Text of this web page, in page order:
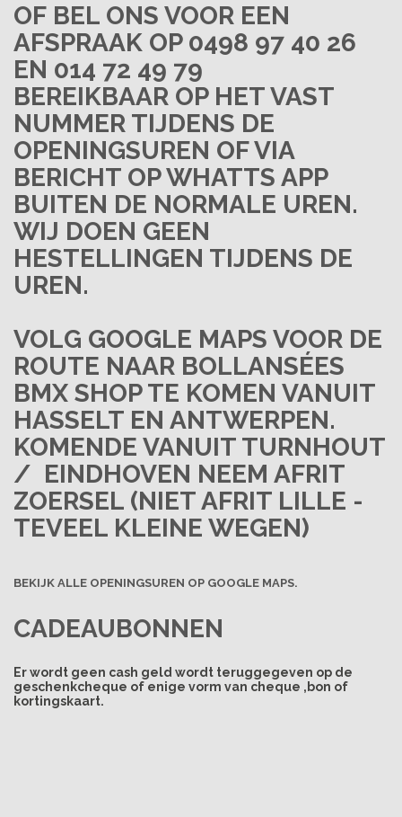
OF BEL ONS VOOR EEN
AFSPRAAK OP 0498 97 40 26
EN 014 72 49 79
BEREIKBAAR OP HET VAST
NUMMER TIJDENS DE
OPENINGSUREN OF VIA
BERICHT OP WHATTS APP
BUITEN DE NORMALE UREN.
WIJ DOEN GEEN
HESTELLINGEN TIJDENS DE
UREN.
VOLG GOOGLE MAPS VOOR DE
ROUTE NAAR BOLLANSÉES
BMX SHOP TE KOMEN VANUIT
HASSELT EN ANTWERPEN.
KOMENDE VANUIT TURNHOUT
/ EINDHOVEN NEEM AFRIT
ZOERSEL (NIET AFRIT LILLE -
TEVEEL KLEINE WEGEN)
BEKIJK ALLE OPENINGSUREN OP GOOGLE MAPS.
CADEAUBONNEN
Er wordt geen cash geld wordt teruggegeven op de
geschenkcheque of enige vorm van cheque ,bon of
kortingskaart.